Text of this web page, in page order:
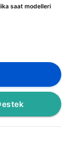
saat modelleri